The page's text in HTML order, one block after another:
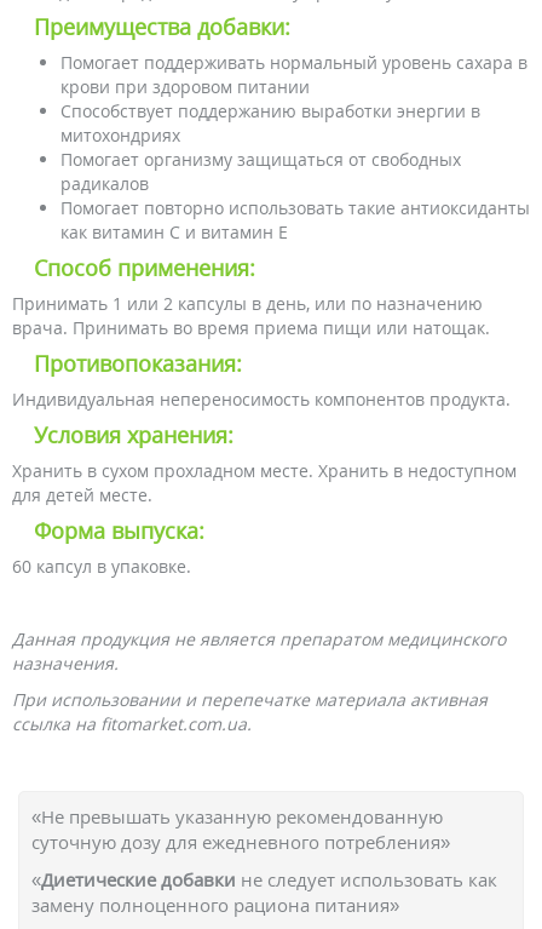
Преимущества добавки:
Помогает поддерживать нормальный уровень сахара в
крови при здоровом питании
Способствует поддержанию выработки энергии в
митохондриях
Помогает организму защищаться от свободных
радикалов
Помогает повторно использовать такие антиоксиданты
как витамин С и витамин Е
Способ применения:
Принимать 1 или 2 капсулы в день, или по назначению
врача. Принимать во время приема пищи или натощак.
Противопоказания:
Индивидуальная непереносимость компонентов продукта.
Условия хранения:
Хранить в сухом прохладном месте. Хранить в недоступном
для детей месте.
Форма выпуска:
60 капсул в упаковке.
Данная продукция не является препаратом медицинского
назначения.
При использовании и перепечатке материала активная
ссылка на fitomarket.com.ua.
«Не превышать указанную рекомендованную
суточную дозу для ежедневного потребления»
«Диетические добавки не следует использовать как
замену полноценного рациона питания»